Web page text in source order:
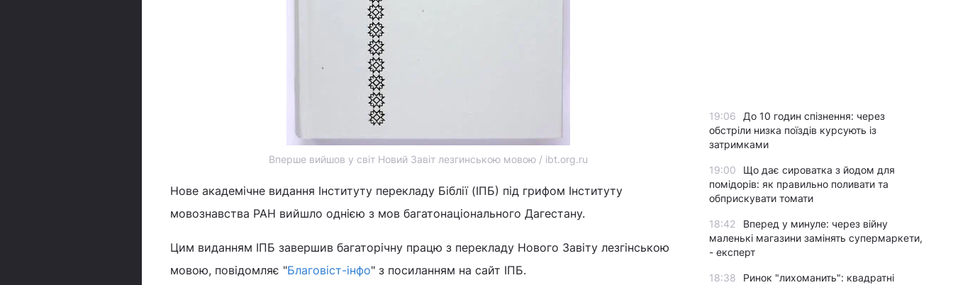
Вперше вийшов у світ Новий Завіт лезгинською мовою / ibt.org.ru
Нове академічне видання Інституту перекладу Біблії (ІПБ) під грифом Інституту
мовознавства РАН вийшло однією з мов багатонаціонального Дагестану.
Цим виданням ІПБ завершив багаторічну працю з перекладу Нового Завіту лезгінською
мовою, повідомляє "Благовіст-інфо" з посиланням на сайт ІПБ.
19:06
До 10 годин спізнення: через
обстріли низка поїздів курсують із
затримками
19:00
Що дає сироватка з йодом для
помідорів: як правильно поливати та
обприскувати томати
18:42
Вперед у минуле: через війну
маленькі магазини замінять супермаркети,
- експерт
18:38
Ринок "лихоманить": квадратні